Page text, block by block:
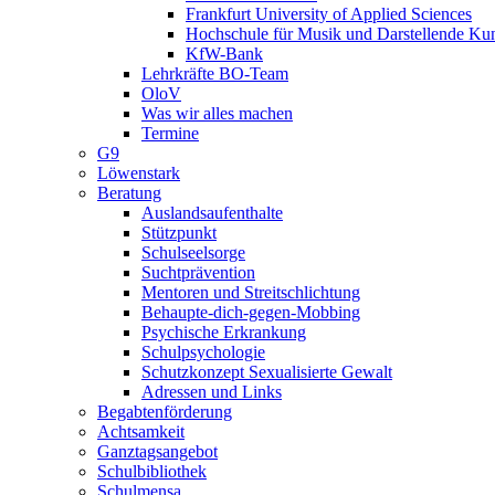
Frankfurt University of Applied Sciences
Hochschule für Musik und Darstellende
KfW-Bank
Lehrkräfte BO-Team
OloV
Was wir alles machen
Termine
G9
Löwenstark
Beratung
Auslandsaufenthalte
Stützpunkt
Schulseelsorge
Suchtprävention
Mentoren und Streitschlichtung
Behaupte-dich-gegen-Mobbing
Psychische Erkrankung
Schulpsychologie
Schutzkonzept Sexualisierte Gewalt
Adressen und Links
Begabtenförderung
Achtsamkeit
Ganztagsangebot
Schulbibliothek
Schulmensa